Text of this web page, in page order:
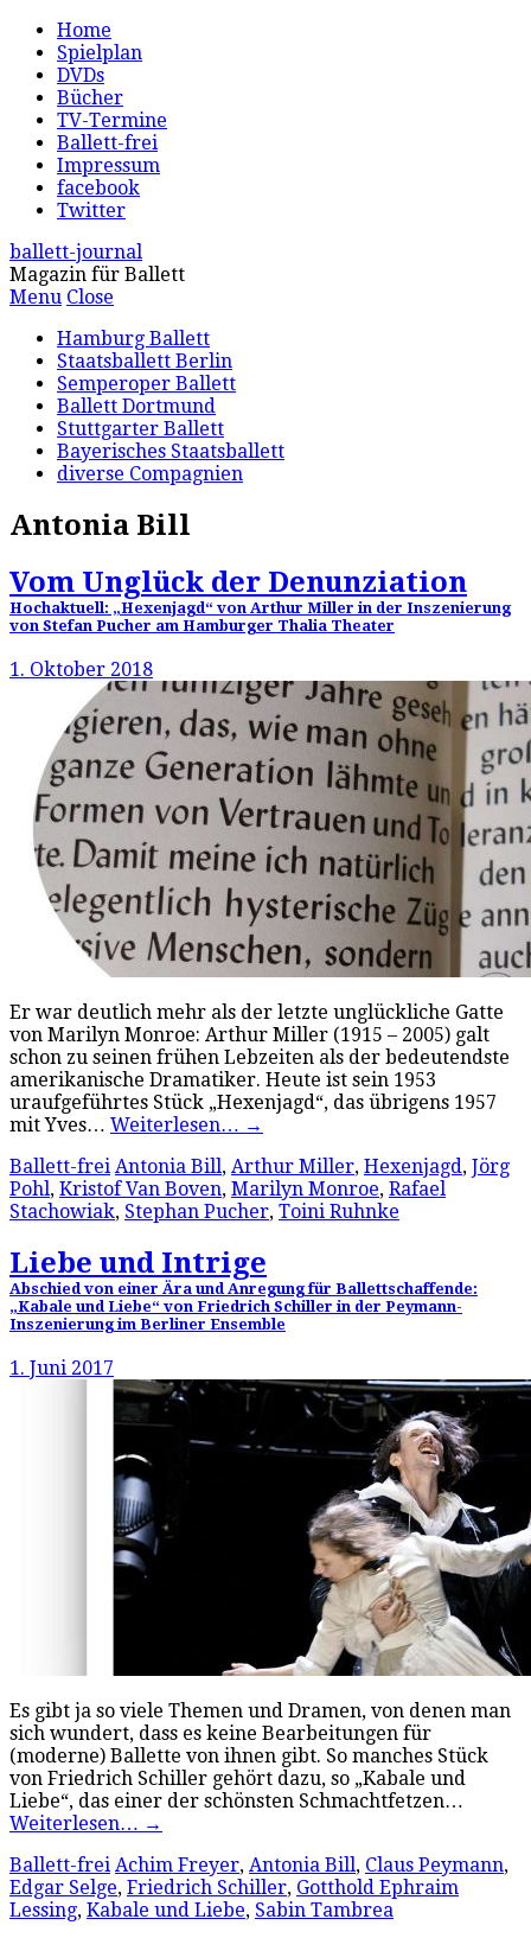
Home
Spielplan
DVDs
Bücher
TV-Termine
Ballett-frei
Impressum
facebook
Twitter
ballett-journal
Magazin für Ballett
Menu Close
Hamburg Ballett
Staatsballett Berlin
Semperoper Ballett
Ballett Dortmund
Stuttgarter Ballett
Bayerisches Staatsballett
diverse Compagnien
Antonia Bill
Vom Unglück der Denunziation
Hochaktuell: „Hexenjagd“ von Arthur Miller in der Inszenierung
von Stefan Pucher am Hamburger Thalia Theater
1. Oktober 2018
Er war deutlich mehr als der letzte unglückliche Gatte
von Marilyn Monroe: Arthur Miller (1915 – 2005) galt
schon zu seinen frühen Lebzeiten als der bedeutendste
amerikanische Dramatiker. Heute ist sein 1953
uraufgeführtes Stück „Hexenjagd“, das übrigens 1957
mit Yves… Weiterlesen… →
Ballett-frei Antonia Bill, Arthur Miller, Hexenjagd, Jörg
Pohl, Kristof Van Boven, Marilyn Monroe, Rafael
Stachowiak, Stephan Pucher, Toini Ruhnke
Liebe und Intrige
Abschied von einer Ära und Anregung für Ballettschaffende:
„Kabale und Liebe“ von Friedrich Schiller in der Peymann-
Inszenierung im Berliner Ensemble
1. Juni 2017
Es gibt ja so viele Themen und Dramen, von denen man
sich wundert, dass es keine Bearbeitungen für
(moderne) Ballette von ihnen gibt. So manches Stück
von Friedrich Schiller gehört dazu, so „Kabale und
Liebe“, das einer der schönsten Schmachtfetzen…
Weiterlesen… →
Ballett-frei Achim Freyer, Antonia Bill, Claus Peymann,
Edgar Selge, Friedrich Schiller, Gotthold Ephraim
Lessing, Kabale und Liebe, Sabin Tambrea